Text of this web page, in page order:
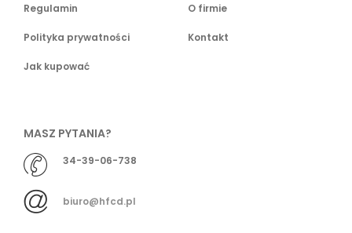
Regulamin
Polityka prywatności
Jak kupować
O firmie
Kontakt
MASZ PYTANIA?
34-39-06-738
biuro@hfcd.pl